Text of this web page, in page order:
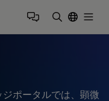
ポータルでは、顕微